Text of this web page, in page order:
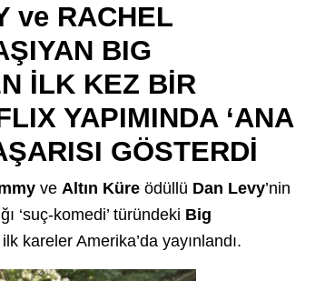
ve RACHEL
BIG
İLK KEZ BİR
YAPIMINDA ‘ANA
GÖSTERDİ
ve Altın Küre ödüllü Dan Levy’nin
‘suç-komedi’ türündeki Big
kareler Amerika’da yayınlandı.